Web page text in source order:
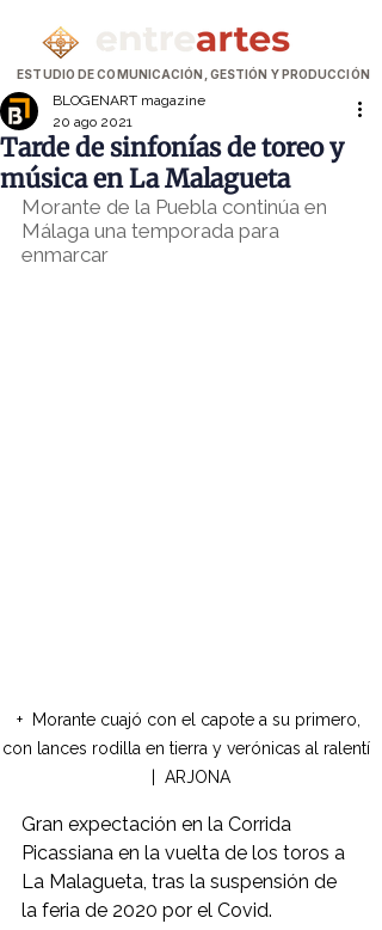
ESTUDIO DE COMUNICACIÓN, GESTIÓN Y PRODUCCIÓN
Tarde de sinfonías de toreo y
música en La Malagueta
BLOGENART magazine
20 ago 2021
Morante de la Puebla continúa en
Málaga una temporada para
enmarcar
+  Morante cuajó con el capote a su primero,
con lances rodilla en tierra y verónicas al ralentí
|  ARJONA
Gran expectación en la Corrida
Picassiana en la vuelta de los toros a
La Malagueta, tras la suspensión de
la feria de 2020 por el Covid.